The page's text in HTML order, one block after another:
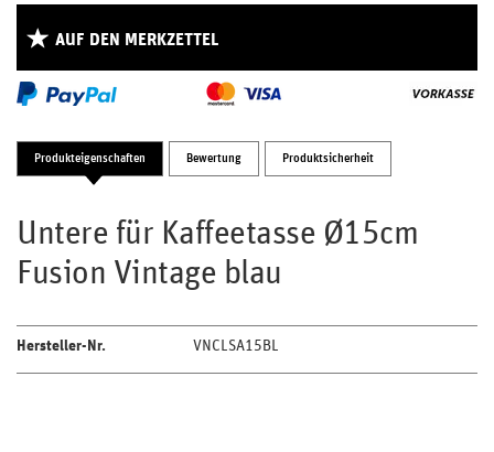
AUF DEN MERKZETTEL
Produkteigenschaften Bewertung Produktsicherheit
Untere für Kaffeetasse Ø15cm
Fusion Vintage blau
Hersteller-Nr. VNCLSA15BL